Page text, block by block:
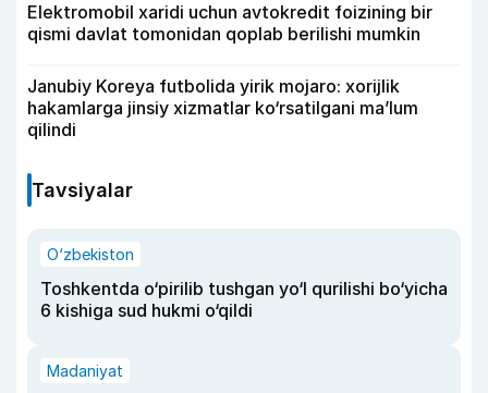
Elektromobil xaridi uchun avtokredit foizining bir
qismi davlat tomonidan qoplab berilishi mumkin
Janubiy Koreya futbolida yirik mojaro: xorijlik
hakamlarga jinsiy xizmatlar ko‘rsatilgani ma’lum
qilindi
Tavsiyalar
O‘zbekiston
Toshkentda o‘pirilib tushgan yo‘l qurilishi bo‘yicha
6 kishiga sud hukmi o‘qildi
Madaniyat